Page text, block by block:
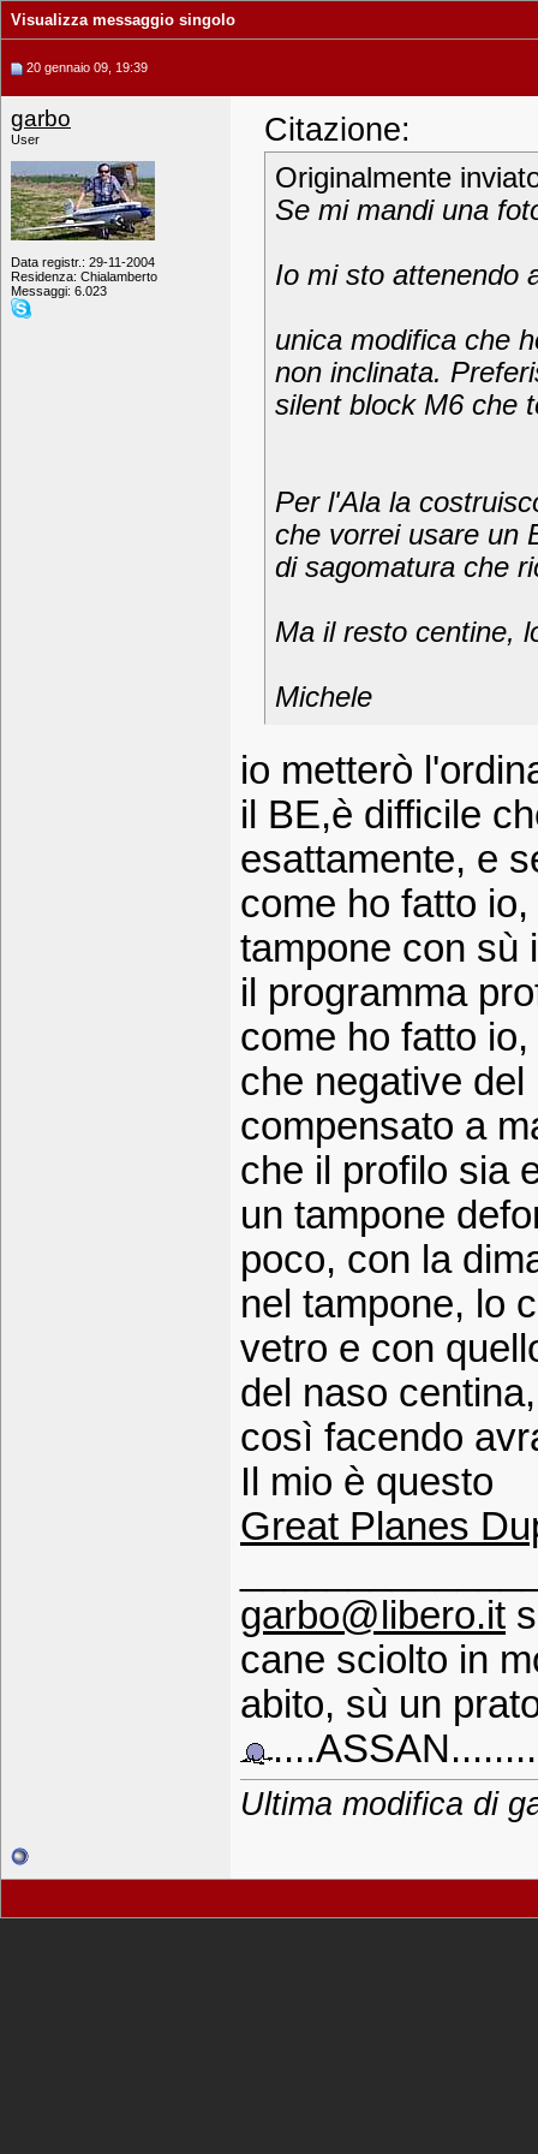
Visualizza messaggio singolo
20 gennaio 09, 19:39
garbo
User
Data registr.: 29-11-2004
Residenza: Chialamberto
Messaggi: 6.023
Citazione:
Originalmente
Se mi mandi una
Io mi sto attenendo
unica modifica che
non inclinata.
silent block M6 che
Per l'Ala la
che vorrei usare un
di sagomatura che
Ma il resto centine,
Michele
io metterò
il BE,è difficile
esattamente, e
come ho fatto
tampone con sù
il programma
come ho fatto
che negative
compensato a
che il profilo sia
un tampone
poco, con la
nel tampone, lo
vetro e con
del naso
così facendo
Il mio è questo
Great Planes
garbo@libero.it
cane sciolto in
abito, sù un
....ASSAN........
Ultima modifica di